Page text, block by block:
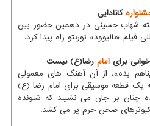
کانادایی
شهاب حسینی در دهمین حضور بین
فیلم «نالیوود» تورنتو راه پیدا کرد.
برای امام رضا(ع) نیست
بده»، از آن آهنگ های معمولی
یک قطعه موسیقی برای امام رضا (ع)
چنان بر جان می نشیند که شنونده
صحن حرم پر می کشد.